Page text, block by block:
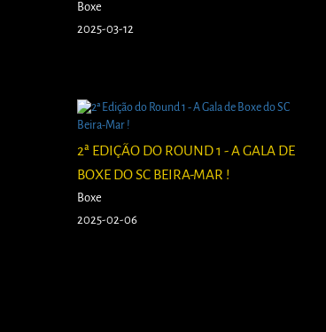
Boxe
2025-03-12
2ª EDIÇÃO DO ROUND 1 - A GALA DE
BOXE DO SC BEIRA-MAR !
Boxe
2025-02-06